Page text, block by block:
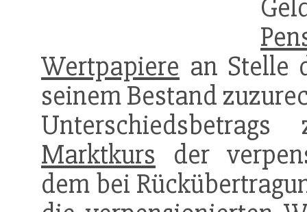
Wertpapiere an Stelle
seinem Bestand
Marktkurs der
dem bei